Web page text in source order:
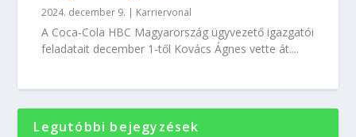
2024. december 9. | Karriervonal
A Coca-Cola HBC Magyarország ügyvezető igazgatói
feladatait december 1-től Kovács Ágnes vette át....
Legutóbbi bejegyzések